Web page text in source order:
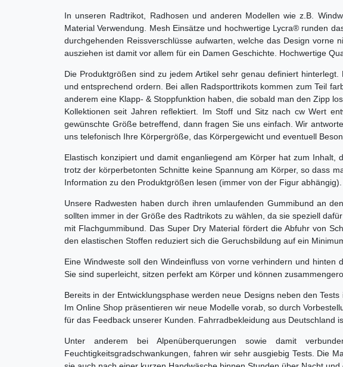
In unseren Radtrikot, Radhosen und anderen Modellen wie z.B.
Material Verwendung. Mesh Einsätze und hochwertige Lycra® runden
durchgehenden Reissverschlüsse aufwarten, welche das Design
ausziehen ist damit vor allem für ein Damen Geschichte. Hochwertige
Die Produktgrößen sind zu jedem Artikel sehr genau definiert
und entsprechend ordern. Bei allen Radsporttrikots kommen zum Teil
anderem eine Klapp- & Stoppfunktion haben, die sobald man den Zipp
Kollektionen seit Jahren reflektiert. Im Stoff und Sitz nach cw Wert
gewünschte Größe betreffend, dann fragen Sie uns einfach. Wir
uns telefonisch Ihre Körpergröße, das Körpergewicht und eventuell
Elastisch konzipiert und damit enganliegend am Körper hat zum
trotz der körperbetonten Schnitte keine Spannung am Körper, so dass
Information zu den Produktgrößen lesen (immer von der Figur abhängig).
Unsere Radwesten haben durch ihren umlaufenden Gummibund an
sollten immer in der Größe des Radtrikots zu wählen, da sie speziell
mit Flachgummibund. Das Super Dry Material fördert die Abfuhr von
den elastischen Stoffen reduziert sich die Geruchsbildung auf ein
Eine Windweste soll den Windeinfluss von vorne verhindern und
Sie sind superleicht, sitzen perfekt am Körper und können
Bereits in der Entwicklungsphase werden neue Designs neben den
Im Online Shop präsentieren wir neue Modelle vorab, so durch
für das Feedback unserer Kunden. Fahrradbekleidung aus Deutschland
Unter anderem bei Alpenüberquerungen sowie damit
Feuchtigkeitsgradschwankungen, fahren wir sehr ausgiebig Tests. Die